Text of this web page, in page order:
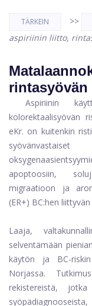
TÄRKEIN >>
aspiriinin liitto,
rintasyövän
Aspiriinin
kolorektaalisyövän
eKr. on kuitenkin
apoptoosiin,
migraatioon ja
(ER+) BC:hen
Laaja,
selventämään
käytön ja BC-
Norjassa.
rekistereistä,